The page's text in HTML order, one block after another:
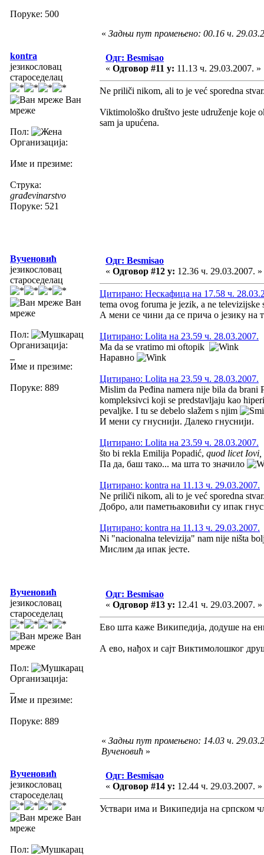
Поруке: 500
« Задњи пут промењено: 00.16 ч.
kontra
језикословац
староседелац
Ван
мреже
Пол:
Организација:
Име и презиме:
Струка:
građevinarstvo
Поруке: 521
Одг: Besmisao
« Одговор #11 у: 11.13 ч. 29.03.2007. »
Ne priliči nikom, ali to je već sporedna
Viktimološko društvo jeste udruženje koje
sam ja upućena.
Вученовић
језикословац
староседелац
Ван
мреже
Пол:
Организација:
Име и презиме:
Поруке: 889
Одг: Besmisao
« Одговор #12 у: 12.36 ч. 29.03.2007. »
Цитирано: Нескафица на 17.58 ч.
tema ovog foruma je jezik, a ne
А мени се чини да се прича о језику на
Цитирано: Lolita на 23.59 ч. 28.03.2007.
Ma da se vratimo mi oftopik
Наравно
Цитирано: Lolita на 23.59 ч. 28.03.2007.
Mislim da Peđina namera nije bila da brani
kompleksivci koji se predstavljaju kao
pevaljke. I tu se debelo slažem s njim
И мени су гнуснији. Далеко гнуснији.
Цитирано: Lolita на 23.59 ч. 28.03.2007.
što bi rekla Emilija Popadić, quod licet
Па да, баш тако... ма шта то значило
Цитирано: kontra на 11.13 ч. 29.03.2007.
Ne priliči nikom, ali to je već sporedna
Добро, али паметњаковићи су ипак
Цитирано: kontra на 11.13 ч. 29.03.2007.
Ni "nacionalna televizija" nam nije ništa
Мислим да ипак јесте.
Вученовић
језикословац
староседелац
Ван
мреже
Пол:
Организација:
Име и презиме:
Поруке: 889
Одг: Besmisao
« Одговор #13 у: 12.41 ч. 29.03.2007. »
Ево шта каже Википедија, додуше на
А ево, нађох и сајт Виктимолошког
« Задњи пут промењено: 14.03 ч.
Вученовић »
Вученовић
језикословац
староседелац
Ван
мреже
Пол:
Одг: Besmisao
« Одговор #14 у: 12.44 ч. 29.03.2007. »
Уствари има и Википедија на српском